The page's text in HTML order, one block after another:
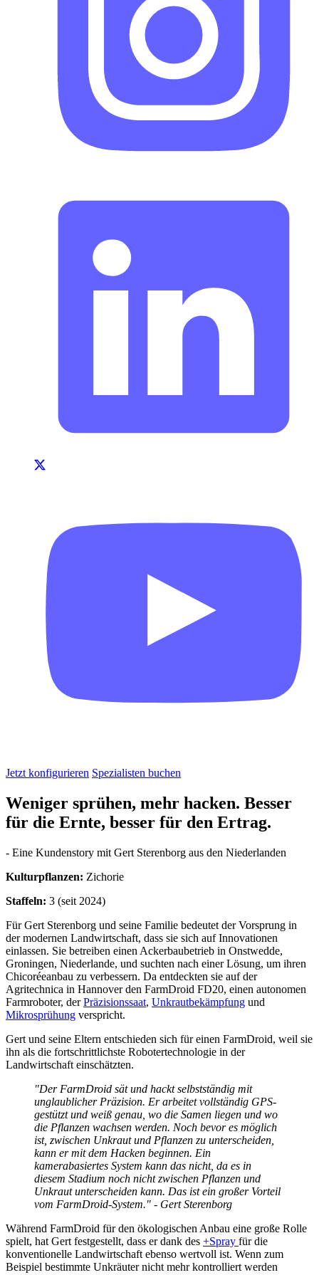
Jetzt konfigurieren Spezialisten buchen
Weniger sprühen, mehr hacken. Besser
für die Ernte, besser für den Ertrag.
- Eine Kundenstory mit Gert Sterenborg aus den Niederlanden
Kulturpflanzen: Zichorie
Staffeln: 3 (seit 2024)
Für Gert Sterenborg und seine Familie bedeutet der Vorsprung in
der modernen Landwirtschaft, dass sie sich auf Innovationen
einlassen. Sie betreiben einen Ackerbaubetrieb in Onstwedde,
Groningen, Niederlande, und suchten nach einer Lösung, um ihren
Chicoréeanbau zu verbessern. Da entdeckten sie auf der
Agritechnica in Hannover den FarmDroid FD20, einen autonomen
Farmroboter, derPräzisionssaat, Unkrautbekämpfung und
Mikrosprühung verspricht.
Gert und seine Eltern entschieden sich für einen FarmDroid, weil sie
ihn als die fortschrittlichste Robotertechnologie in der
Landwirtschaft einschätzten.
"Der FarmDroid sät und hackt selbstständig mit
unglaublicher Präzision. Er arbeitet vollständig GPS-
gestützt und weiß genau, wo die Samen liegen und wo
die Pflanzen wachsen werden. Noch bevor es möglich
ist, zwischen Unkraut und Pflanzen zu unterscheiden,
kann er mit dem Hacken beginnen. Ein
kamerabasiertes System kann das nicht, da es in
diesem Stadium noch nicht zwischen Pflanzen und
Unkraut unterscheiden kann. Das ist ein großer Vorteil
vom FarmDroid-System." - Gert Sterenborg
Während FarmDroid für den ökologischen Anbau eine große Rolle
spielt, hat Gert festgestellt, dass er dank des +Spray für die
konventionelle Landwirtschaft ebenso wertvoll ist. Wenn zum
Beispiel bestimmte Unkräuter nicht mehr kontrolliert werden